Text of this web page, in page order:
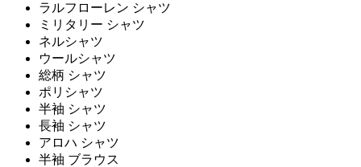
ラルフローレン シャツ
ミリタリー シャツ
ネルシャツ
ウールシャツ
総柄 シャツ
ポリシャツ
半袖 シャツ
長袖 シャツ
アロハ シャツ
半袖 ブラウス